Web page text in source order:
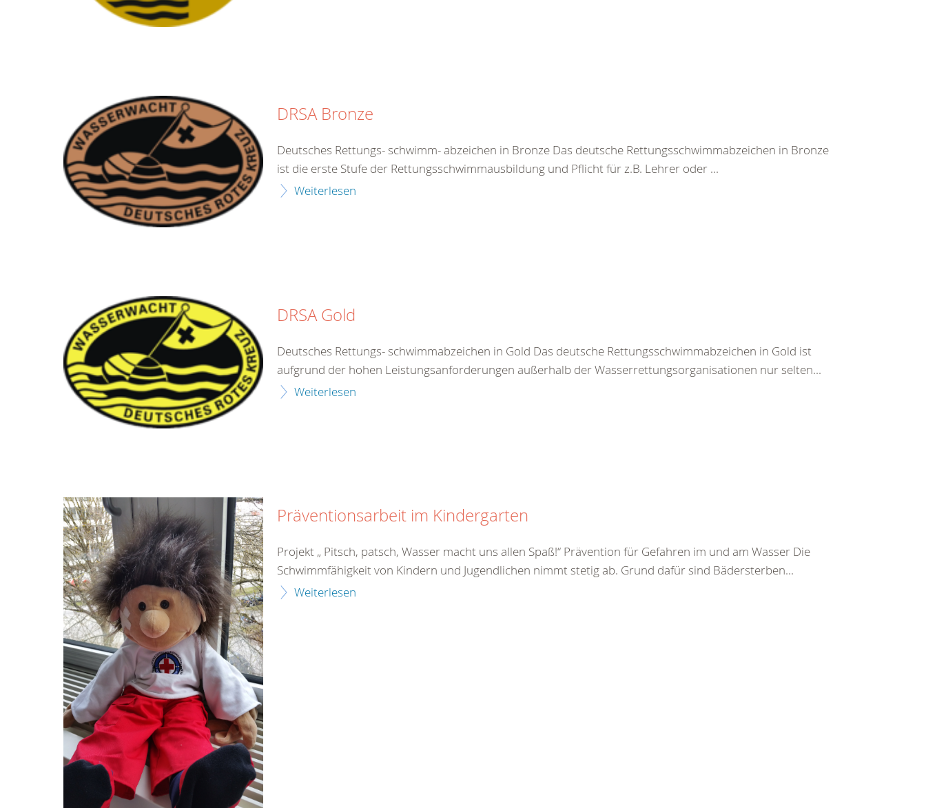
DRSA Bronze
Deutsches Rettungs- schwimm- abzeichen in Bronze Das deutsche Rettungsschwimmabzeichen in Bronze
ist die erste Stufe der Rettungsschwimmausbildung und Pflicht für z.B. Lehrer oder ...
Weiterlesen
DRSA Gold
Deutsches Rettungs- schwimmabzeichen in Gold Das deutsche Rettungsschwimmabzeichen in Gold ist
aufgrund der hohen Leistungsanforderungen außerhalb der Wasserrettungsorganisationen nur selten...
Weiterlesen
Präventionsarbeit im Kindergarten
Projekt „ Pitsch, patsch, Wasser macht uns allen Spaß!“ Prävention für Gefahren im und am Wasser Die
Schwimmfähigkeit von Kindern und Jugendlichen nimmt stetig ab. Grund dafür sind Bädersterben...
Weiterlesen